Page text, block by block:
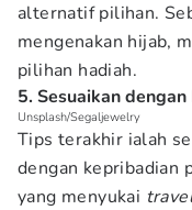
alternatif pilihan.
mengenakan hijab,
pilihan hadiah.
5. Sesuaikan
Unsplash/Segaljewelry
Tips terakhir ialah
dengan kepribadian
yang menyukai